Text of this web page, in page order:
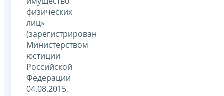
физических
лиц»
(зарегистрирован
Министерством
юстиции
Российской
Федерации
04.08.2015,